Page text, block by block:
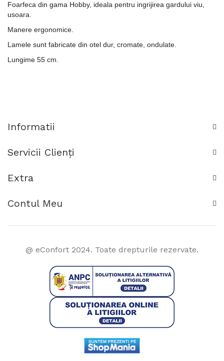
Foarfeca din gama Hobby, ideala pentru ingrijirea gardului viu,
usoara.
Manere ergonomice.
Lamele sunt fabricate din otel dur, cromate, ondulate.
Lungime 55 cm.
Informatii
Servicii Clienţi
Extra
Contul Meu
@ eConfort 2024. Toate drepturile rezervate.